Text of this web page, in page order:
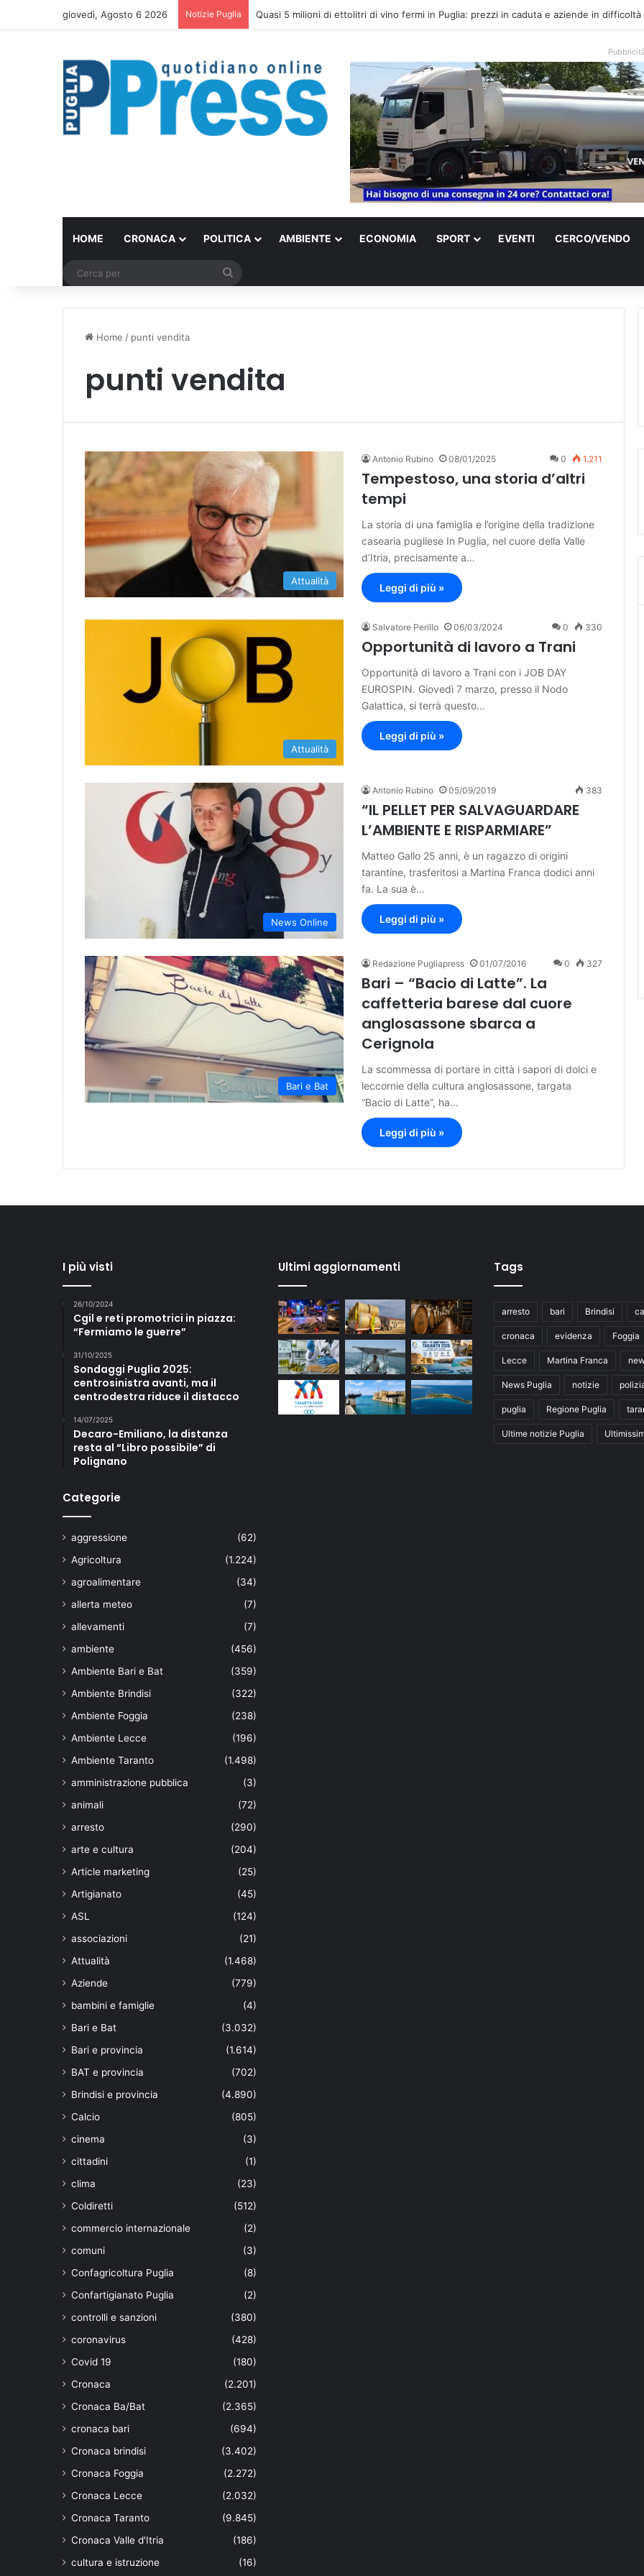
giovedì, Agosto 6 2026 Notizie Puglia Coltivaitalia, nuovi controlli sull’origine di grano e olio: Coldiretti Puglia esulta
HOME CRONACA POLITICA AMBIENTE ECONOMIA SPORT EVENTI CERCO/VENDO
Home / punti vendita
punti vendita
Attualità
Antonio Rubino 08/01/2025 0 1.211
Tempestoso, una storia d’altri
tempi
La storia di una famiglia e l’origine della tradizione
casearia pugliese In Puglia, nel cuore della Valle
d’Itria, precisamente a…
Leggi di più »
Attualità
Salvatore Perillo 06/03/2024 0 330
Opportunità di lavoro a Trani
Opportunità di lavoro a Trani con i JOB DAY
EUROSPIN. Giovedì 7 marzo, presso il Nodo
Galattica, si terrà questo…
Leggi di più »
News Online
Antonio Rubino 05/09/2019 383
“IL PELLET PER SALVAGUARDARE
L’AMBIENTE E RISPARMIARE”
Matteo Gallo 25 anni, è un ragazzo di origini
tarantine, trasferitosi a Martina Franca dodici anni
fa. La sua è…
Leggi di più »
Bari e Bat
Redazione Pugliapress 01/07/2016 0 327
Bari – “Bacio di Latte”. La
caffetteria barese dal cuore
anglosassone sbarca a
Cerignola
La scommessa di portare in città i sapori di dolci e
leccornie della cultura anglosassone, targata
“Bacio di Latte”, ha…
Leggi di più »
I più visti
26/10/2024
Cgil e reti promotrici in piazza:
“Fermiamo le guerre”
31/10/2025
Sondaggi Puglia 2025:
centrosinistra avanti, ma il
centrodestra riduce il distacco
14/07/2025
Decaro-Emiliano, la distanza
resta al “Libro possibile” di
Polignano
Categorie
aggressione
(62)
Agricoltura
(1.224)
agroalimentare
(34)
allerta meteo
(7)
allevamenti
(7)
ambiente
(456)
Ambiente Bari e Bat
(359)
Ambiente Brindisi
(322)
Ambiente Foggia
(238)
Ambiente Lecce
(196)
Ambiente Taranto
(1.498)
amministrazione pubblica
(3)
animali
(72)
arresto
(290)
arte e cultura
(204)
Article marketing
(25)
Artigianato
(45)
ASL
(124)
associazioni
(21)
Attualità
(1.468)
Aziende
(779)
bambini e famiglie
(4)
Bari e Bat
(3.032)
Bari e provincia
(1.614)
BAT e provincia
(702)
Brindisi e provincia
(4.890)
Calcio
(805)
cinema
(3)
cittadini
(1)
clima
(23)
Coldiretti
(512)
commercio internazionale
(2)
comuni
(3)
Confagricoltura Puglia
(8)
Confartigianato Puglia
(2)
controlli e sanzioni
(380)
coronavirus
(428)
Covid 19
(180)
Cronaca
(2.201)
Cronaca Ba/Bat
(2.365)
cronaca bari
(694)
Cronaca brindisi
(3.402)
Cronaca Foggia
(2.272)
Cronaca Lecce
(2.032)
Cronaca Taranto
(9.845)
Cronaca Valle d'Itria
(186)
cultura e istruzione
(16)
Ultimi aggiornamenti Tags
arresto bari Brindisi
cronaca evidenza Foggia
Lecce Martina Franca
News Puglia notizie
puglia Regione Puglia
Ultime notizie Puglia